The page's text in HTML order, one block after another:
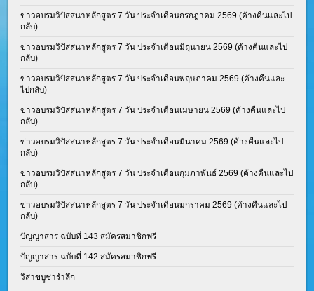
ข่าวอบรมวิปัสสนาหลักสูตร 7 วัน ประจำเดือนกรกฎาคม 2569 (ค้างคืนและไป
กลับ)
ข่าวอบรมวิปัสสนาหลักสูตร 7 วัน ประจำเดือนมิถุนายน 2569 (ค้างคืนและไป
กลับ)
ข่าวอบรมวิปัสสนาหลักสูตร 7 วัน ประจำเดือนพฤษภาคม 2569 (ค้างคืนและ
ไปกลับ)
ข่าวอบรมวิปัสสนาหลักสูตร 7 วัน ประจำเดือนเมษายน 2569 (ค้างคืนและไป
กลับ)
ข่าวอบรมวิปัสสนาหลักสูตร 7 วัน ประจำเดือนมีนาคม 2569 (ค้างคืนและไป
กลับ)
ข่าวอบรมวิปัสสนาหลักสูตร 7 วัน ประจำเดือนกุมภาพันธ์ 2569 (ค้างคืนและไป
กลับ)
ข่าวอบรมวิปัสสนาหลักสูตร 7 วัน ประจำเดือนมกราคม 2569 (ค้างคืนและไป
กลับ)
ปัญญาสาร ฉบับที่ 143 สมัครสมาชิกฟรี
ปัญญาสาร ฉบับที่ 142 สมัครสมาชิกฟรี
วิสาขบูชารำลึก